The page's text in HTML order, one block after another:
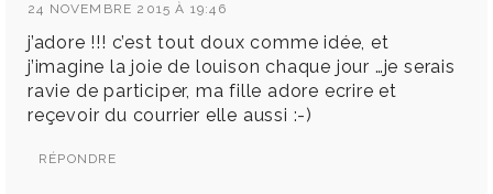
24 NOVEMBRE 2015 À 19:46
j’adore !!! c’est tout doux comme idée, et
j’imagine la joie de louison chaque jour …je serais
ravie de participer, ma fille adore ecrire et
reçevoir du courrier elle aussi :-)
RÉPONDRE